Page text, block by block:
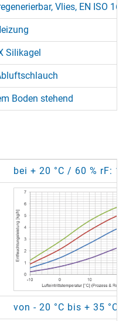
Vlies, EN ISO
Silikagel
Boden stehend
bei + 20 °C / 60 % rF:
von - 20 °C bis + 35 °C